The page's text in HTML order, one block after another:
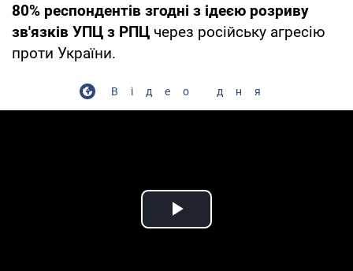
80% респондентів згодні з ідеєю розриву
зв'язків УПЦ з РПЦ через російську агресію
проти України.
Відео дня
Play Video